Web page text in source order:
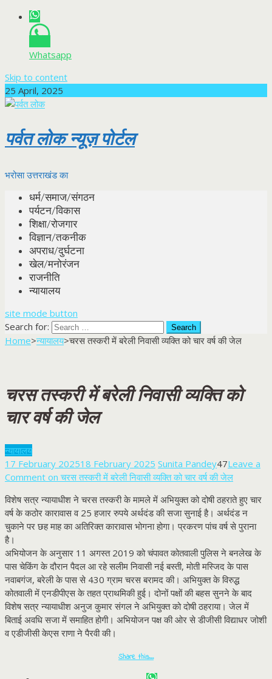
Whatsapp
Skip to content
25 April, 2025
पर्वत लोक न्यूज़ पोर्टल
भरोसा उत्तराखंड का
धर्म/समाज/संगठन
पर्यटन/विकास
शिक्षा/रोजगार
विज्ञान/तकनीक
अपराध/दुर्घटना
खेल/मनोरंजन
राजनीति
न्यायालय
site mode button
Search for:
Home>न्यायालय>चरस तस्करी में बरेली निवासी व्यक्ति को चार वर्ष की जेल
चरस तस्करी में बरेली निवासी व्यक्ति को
चार वर्ष की जेल
न्यायालय
17 February 202518 February 2025 Sunita Pandey47Leave a
Comment on चरस तस्करी में बरेली निवासी व्यक्ति को चार वर्ष की जेल
विशेष सत्र न्यायाधीश ने चरस तस्करी के मामले में अभियुक्त को दोषी ठहराते हुए चार
वर्ष के कठोर कारावास व 25 हजार रुपये अर्थदंड की सजा सुनाई है। अर्थदंड न
चुकाने पर छह माह का अतिरिक्त कारावास भोगना होगा। प्रकरण पांच वर्ष से पुराना
है।
अभियोजन के अनुसार 11 अगस्त 2019 को चंपावत कोतवाली पुलिस ने बनलेख के
पास चेकिंग के दौरान पैदल आ रहे सलीम निवासी नई बस्ती, मोती मस्जिद के पास
नवाबगंज, बरेली के पास से 430 ग्राम चरस बरामद की। अभियुक्त के विरुद्ध
कोतवाली में एनडीपीएस के तहत प्राथमिकी हुई। दोनों पक्षों की बहस सुनने के बाद
विशेष सत्र न्यायाधीश अनुज कुमार संगल ने अभियुक्त को दोषी ठहराया। जेल में
बिताई अवधि सजा में समाहित होगी। अभियोजन पक्ष की ओर से डीजीसी विद्याधर जोशी
व एडीजीसी केएस राणा ने पैरवी की।
Share this…